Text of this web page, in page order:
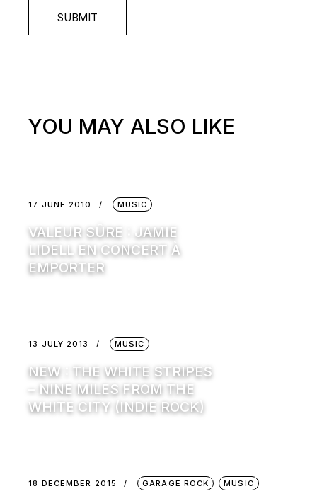
SUBMIT
YOU MAY ALSO LIKE
17 JUNE 2010 MUSIC
VALEUR SÛRE : JAMIE
LIDELL EN CONCERT À
EMPORTER
13 JULY 2013 MUSIC
NEW : THE WHITE STRIPES
– NINE MILES FROM THE
WHITE CITY (INDIE ROCK)
18 DECEMBER 2015 GARAGE ROCK MUSIC